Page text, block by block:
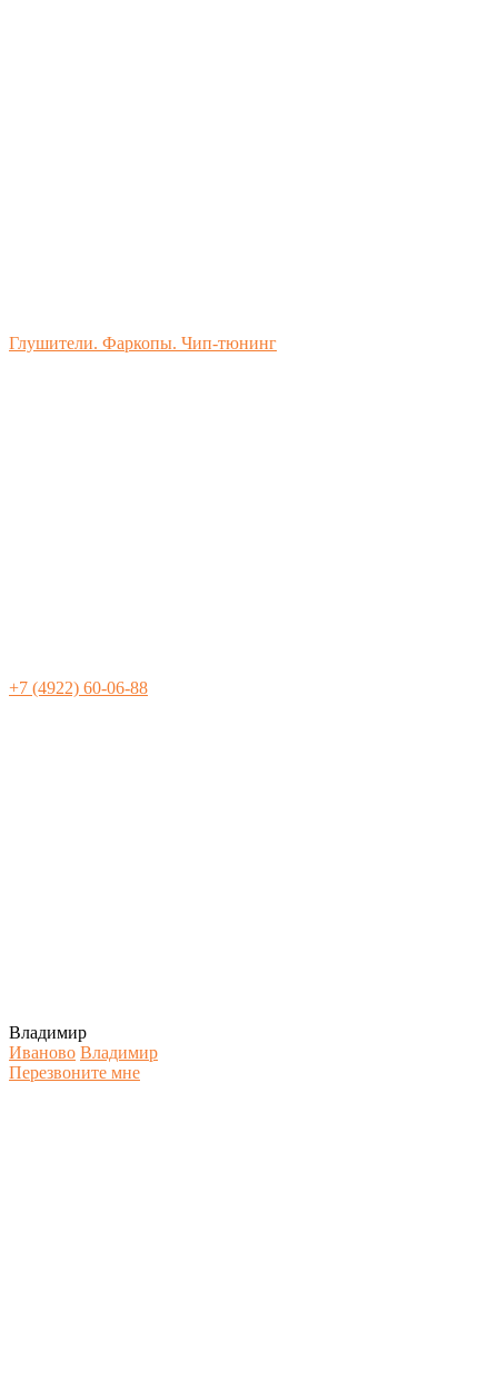
Глушители. Фаркопы. Чип-тюнинг
+7 (4922) 60-06-88
Владимир
Иваново Владимир
Перезвоните мне